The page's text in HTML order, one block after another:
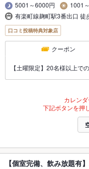
5001～6000円
1001
有楽町線麹町駅3番出口 徒
口コミ投稿特典対象店
クーポン
【土曜限定】20名様以上で
カレン
下記ボタンを押
【個室完備、飲み放題有